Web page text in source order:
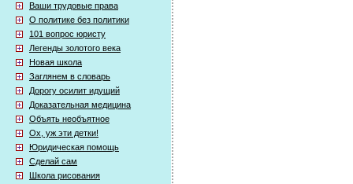
Ваши трудовые права
О политике без политики
101 вопрос юристу
Легенды золотого века
Новая школа
Заглянем в словарь
Дорогу осилит идущий
Доказательная медицина
Объять необъятное
Ох, уж эти детки!
Юридическая помощь
Сделай сам
Школа рисования